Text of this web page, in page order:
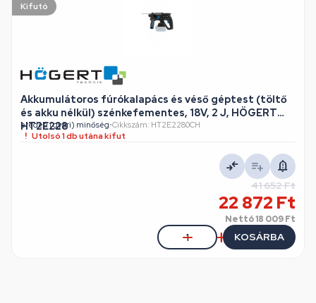
Kifutó
Akkumulátoros fúrókalapács és véső géptest (töltő
és akku nélkül) szénkefementes, 18V, 2 J, HÖGERT
HT2E228
eredeti (gyári) minőség•Cikkszám: HT2E2280CH
Utolsó 1 db utána kifut
41 652 Ft
22 872 Ft
Nettó18 009 Ft
KOSÁRBA